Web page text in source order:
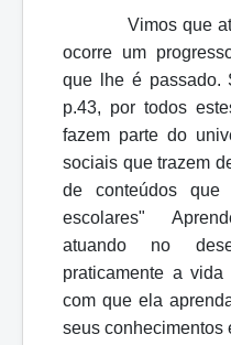
Vimos que
ocorre um
que lhe é passado.
p.43, por todos
fazem parte do
sociais que trazem
de conteúdos que
escolares"
atuando no
praticamente a
com que ela
seus conhecimentos